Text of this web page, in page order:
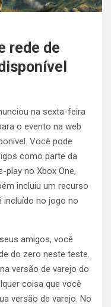
rede de
na sexta-feira
o evento na web
Você pode
como parte da
no Xbox One,
incluiu um recurso
incluído no jogo no
amigos, você
do zero neste teste.
versão de varejo do
coisa que você
versão de varejo. No